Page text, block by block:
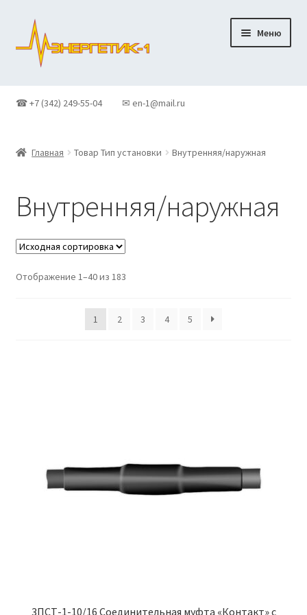
Перейти
навигации
Перейти
содержимому
Меню
Контакты
Корзина
☎ +7 (342) 249-55-04 ✉ en-1@mail.ru
Главная Товар Тип установки Внутренняя/наружная
Внутренняя/наружная
Отображение 1–40 из 183
1 2 3 4 5
3ПСТ-1-10/16 Соединительная муфта «Контакт» с